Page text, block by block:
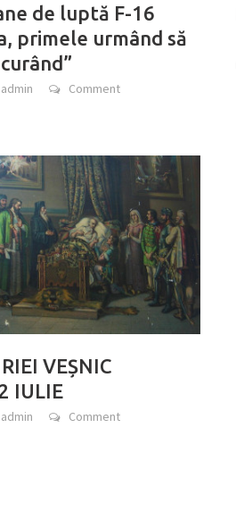
de luptă F-16
primele urmând să
admin Comment
VEȘNIC
IULIE
admin Comment